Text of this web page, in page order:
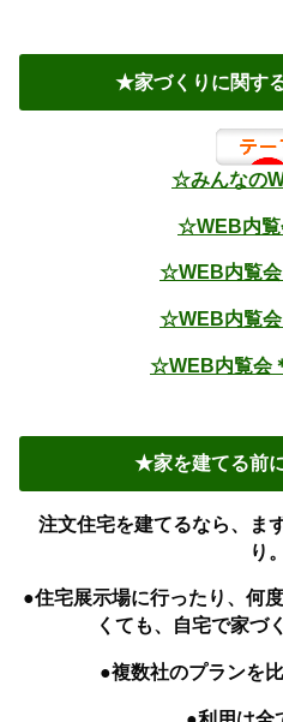
★家づくりに関す
☆みんなの
☆WEB内覧
☆WEB内覧会
☆WEB内覧会
☆WEB内覧会
★家を建てる前
注文住宅を建てるなら、ま
り。
●住宅展示場に行ったり、何
くても、自宅で家づ
●複数社のプランを